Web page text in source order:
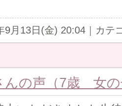
9月13日(金) 20:04｜カテ
んの声（7歳 女